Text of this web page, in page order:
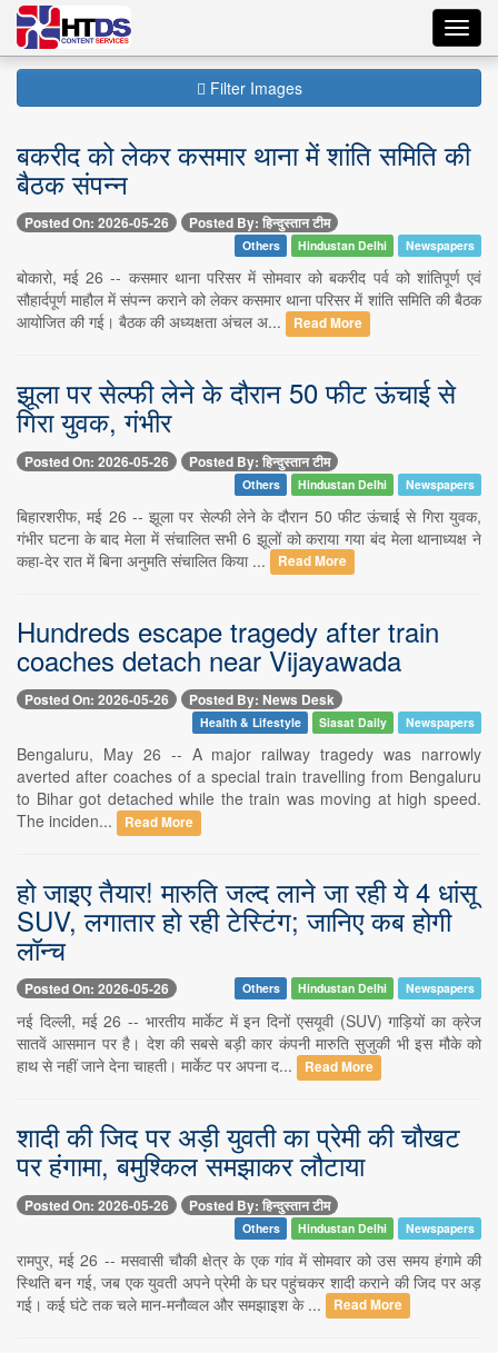
Filter Images
बकरीद को लेकर कसमार थाना में शांति समिति की
बैठक संपन्न
Posted On: 2026-05-26 Posted By: हिन्दुस्तान टीम
Others Hindustan Delhi Newspapers
बोकारो, मई 26 -- कसमार थाना परिसर में सोमवार को बकरीद पर्व को शांतिपूर्ण एवं
सौहार्दपूर्ण माहौल में संपन्न कराने को लेकर कसमार थाना परिसर में शांति समिति की बैठक
आयोजित की गई। बैठक की अध्यक्षता अंचल अ...
Read More
झूला पर सेल्फी लेने के दौरान 50 फीट ऊंचाई से
गिरा युवक, गंभीर
Posted On: 2026-05-26 Posted By: हिन्दुस्तान टीम
Others Hindustan Delhi Newspapers
बिहारशरीफ, मई 26 -- झूला पर सेल्फी लेने के दौरान 50 फीट ऊंचाई से गिरा युवक,
गंभीर घटना के बाद मेला में संचालित सभी 6 झूलों को कराया गया बंद मेला थानाध्यक्ष ने
कहा-देर रात में बिना अनुमति संचालित किया ...
Read More
Hundreds escape tragedy after train
coaches detach near Vijayawada
Posted On: 2026-05-26 Posted By: News Desk
Health & Lifestyle Siasat Daily Newspapers
Bengaluru, May 26 -- A major railway tragedy was narrowly
averted after coaches of a special train travelling from Bengaluru
to Bihar got detached while the train was moving at high speed.
The inciden...
Read More
हो जाइए तैयार! मारुति जल्द लाने जा रही ये 4 धांसू
SUV, लगातार हो रही टेस्टिंग; जानिए कब होगी
लॉन्च
Posted On: 2026-05-26 Others Hindustan Delhi Newspapers
नई दिल्ली, मई 26 -- भारतीय मार्केट में इन दिनों एसयूवी (SUV) गाड़ियों का क्रेज
सातवें आसमान पर है। देश की सबसे बड़ी कार कंपनी मारुति सुजुकी भी इस मौके को
हाथ से नहीं जाने देना चाहती। मार्केट पर अपना द...
Read More
शादी की जिद पर अड़ी युवती का प्रेमी की चौखट
पर हंगामा, बमुश्किल समझाकर लौटाया
Posted On: 2026-05-26 Posted By: हिन्दुस्तान टीम
Others Hindustan Delhi Newspapers
रामपुर, मई 26 -- मसवासी चौकी क्षेत्र के एक गांव में सोमवार को उस समय हंगामे की
स्थिति बन गई, जब एक युवती अपने प्रेमी के घर पहुंचकर शादी कराने की जिद पर अड़
गई। कई घंटे तक चले मान-मनौव्वल और समझाइश के ...
Read More